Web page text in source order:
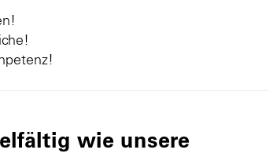
wie unsere